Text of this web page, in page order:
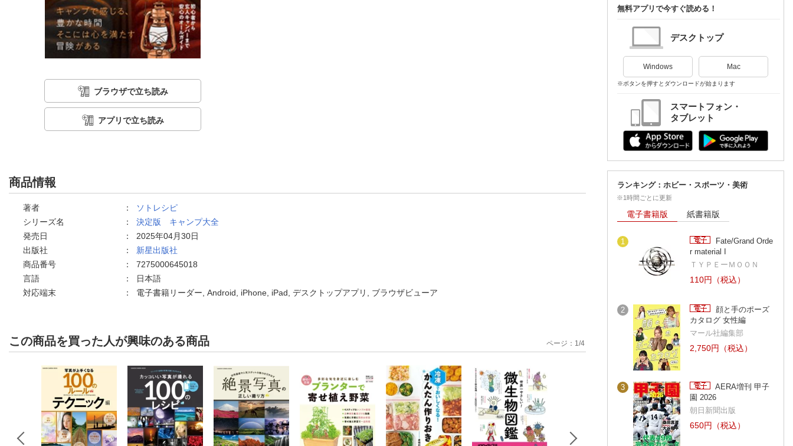
ブラウザで立ち読み
アプリで立ち読み
商品情報
著者 ：
ソトレシピ
シリーズ名
： 決定版 キャンプ大全
発売日
： 2025年04月30日
出版社
： 新星出版社
商品番号
： 7275000645018
言語
：
日本語
対応端末
： 電子書籍リーダー, Android, iPhone, iPad, デスクトップアプリ, ブラウザビューア
この商品を買った人が興味のある商品 ページ： 1 /4
無料アプリで今すぐ読める！
デスクトップ
Windows Mac
※ボタンを押すとダウンロードが始まります
スマートフォン・
タブレット
ランキング：ホビー・スポーツ・美術
※1時間ごとに更新
電子書籍版 紙書籍版
1
Fate/Grand Orde
r material I
ＴＹＰＥーＭＯＯＮ
110円（税込）
2
顔と手のポーズ
カタログ 女性編
マール社編集部
2,750円（税込）
3
AERA増刊 甲子
園 2026
朝日新聞出版
650円（税込）